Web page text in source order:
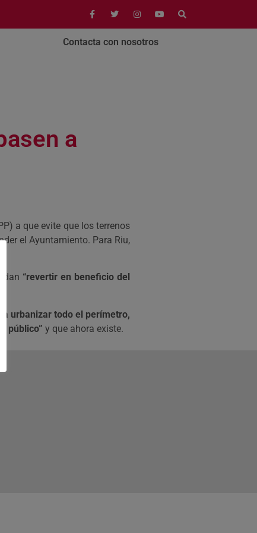
Contacta con nosotros
a
a que evite que los terrenos
el Ayuntamiento. Para Riu,
“revertir en beneficio del
urbanizar todo el perímetro,
público” y que ahora existe.